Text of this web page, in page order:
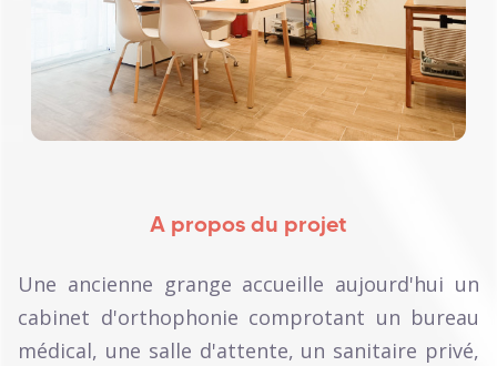
A propos du projet
Une ancienne grange accueille aujourd'hui un
cabinet d'orthophonie comprotant un bureau
médical, une salle d'attente, un sanitaire privé,